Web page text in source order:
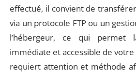
effectué, il convient de
via un protocole FTP ou un
l’hébergeur, ce qui
immédiate et accessible de
requiert attention et méthode